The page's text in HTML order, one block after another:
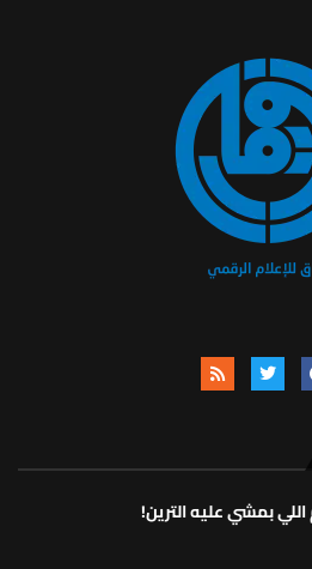
اللي بمشي عليه الترين!